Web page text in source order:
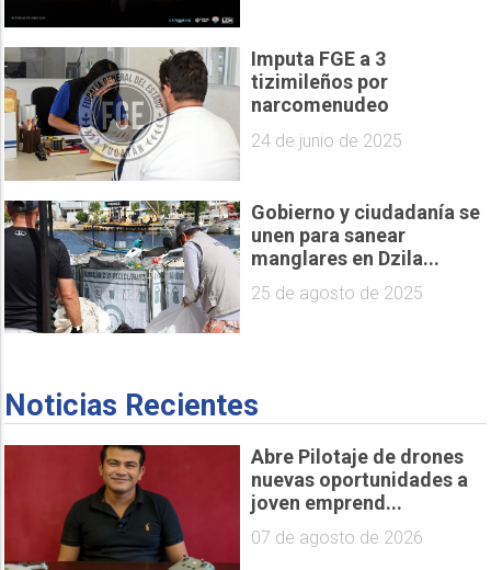
Imputa FGE a 3
tizimileños por
narcomenudeo
24 de junio de 2025
Gobierno y ciudadanía se
unen para sanear
manglares en Dzila...
25 de agosto de 2025
Noticias Recientes
Abre Pilotaje de drones
nuevas oportunidades a
joven emprend...
07 de agosto de 2026